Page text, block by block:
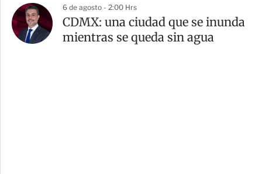
6 de agosto - 2:00 Hrs
CDMX: una ciudad que se inunda
mientras se queda sin agua